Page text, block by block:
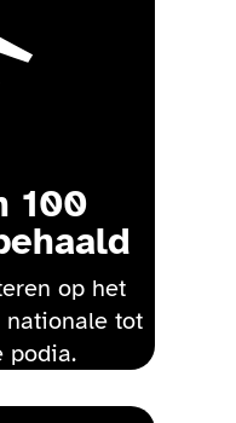
100
op het
nationale tot
podia.